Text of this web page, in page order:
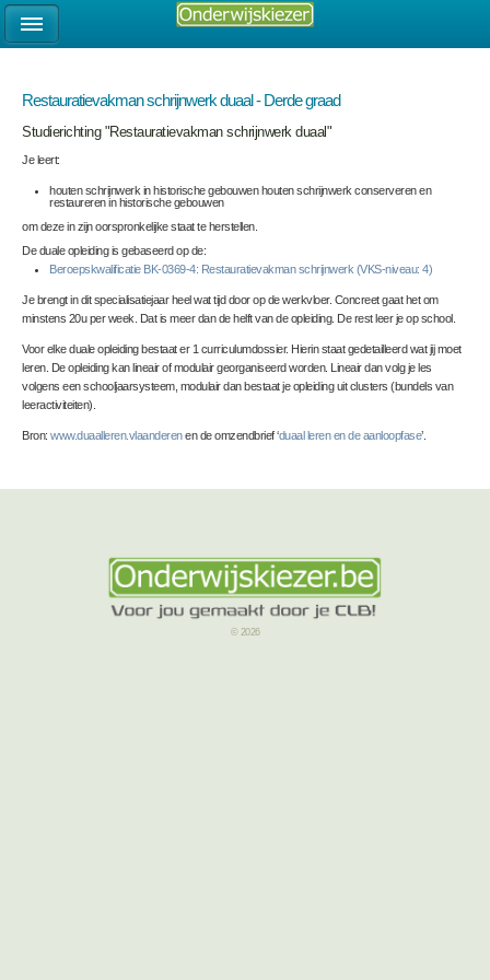
Restauratievakman schrijnwerk duaal - Derde graad
Studierichting "Restauratievakman schrijnwerk duaal"
Je leert:
houten schrijnwerk in historische gebouwenhouten schrijnwerk conserveren en
restaureren in historische gebouwen
om deze in zijn oorspronkelijke staat te herstellen.
De duale opleiding is gebaseerd op de:
Beroepskwalificatie BK-0369-4: Restauratievakman schrijnwerk (VKS-niveau: 4)
Je brengt in dit specialisatiejaar heel wat tijd door op de werkvloer. Concreet gaat het om
minstens 20u per week. Dat is meer dan de helft van de opleiding. De rest leer je op school.
Voor elke duale opleiding bestaat er 1 curriculumdossier. Hierin staat gedetailleerd wat jij moet
leren. De opleiding kan lineair of modulair georganiseerd worden. Lineair dan volg je les
volgens een schooljaarsysteem, modulair dan bestaat je opleiding uit clusters (bundels van
leeractiviteiten).
Bron: www.duaalleren.vlaanderenen de omzendbrief ‘duaal leren en de aanloopfase’.
© 2026